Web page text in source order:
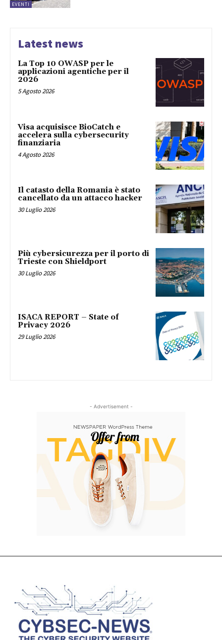
EVENTI
Latest news
La Top 10 OWASP per le
applicazioni agentiche per il
2026
5 Agosto 2026
Visa acquisisce BioCatch e
accelera sulla cybersecurity
finanziaria
4 Agosto 2026
Il catasto della Romania è stato
cancellato da un attacco hacker
30 Luglio 2026
Più cybersicurezza per il porto di
Trieste con Shieldport
30 Luglio 2026
ISACA REPORT – State of
Privacy 2026
29 Luglio 2026
- Advertisement -